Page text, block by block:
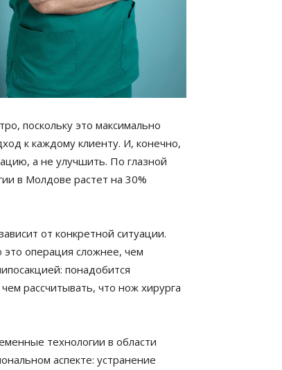
поскольку это максимально
к каждому клиенту. И, конечно,
а не улучшить. По глазной
в Молдове растет на 30%
от конкретной ситуации.
операция сложнее, чем
понадобится
рассчитывать, что нож хирурга
технологии в области
аспекте: устранение